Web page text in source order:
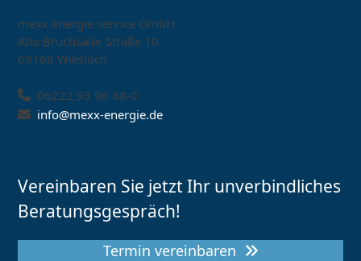
mexx energie service GmbH
Alte Bruchsaler Straße 10
69168 Wiesloch
06222 93 96 88-0
info@mexx-energie.de
Vereinbaren Sie jetzt Ihr unverbindliches
Beratungsgespräch!
Termin vereinbaren